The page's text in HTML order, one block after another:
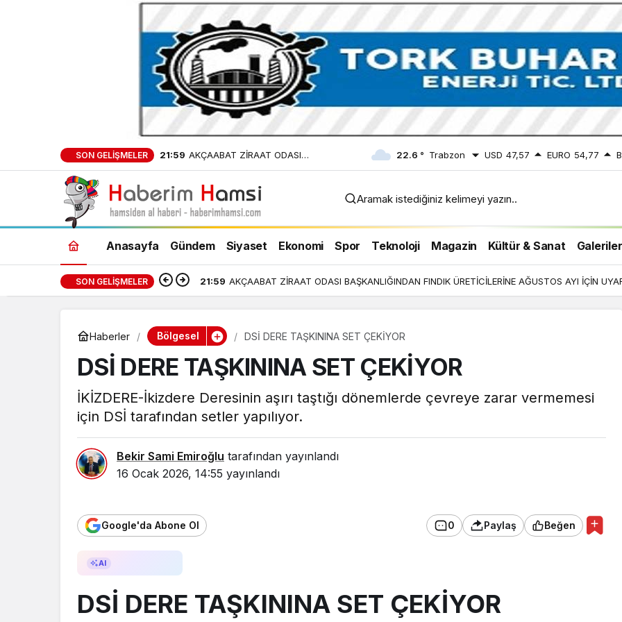
SON GELIŞMELER 21:59 AKÇAABAT ZİRAAT ODASI
BAŞKANLIĞINDAN FINDIK
ÜRETİCİLERİNE AĞUSTOS AYI İÇİN
22.6 ° Trabzon USD 47,57 EURO 54,77
Aramak istediğiniz kelimeyi yazın..
Anasayfa Gündem Siyaset Ekonomi Spor Teknoloji Magazin Kültür & Sanat Galeriler
SON GELIŞMELER 21:59 AKÇAABAT ZİRAAT ODASI BAŞKANLIĞINDAN FINDIK ÜRETİCİLERİNE AĞUSTOS AYI İÇİN
Haberler Bölgesel DSİ DERE TAŞKININA SET ÇEKİYOR
DSİ DERE TAŞKININA SET ÇEKİYOR
İKİZDERE-İkizdere Deresinin aşırı taştığı dönemlerde çevreye zarar vermemesi
için DSİ tarafından setler yapılıyor.
Bekir Sami Emiroğlu tarafından yayınlandı
16 Ocak 2026, 14:55 yayınlandı
Google'da Abone Ol 0 Paylaş Beğen
AI
DSİ DERE TAŞKININA SET ÇEKİYOR